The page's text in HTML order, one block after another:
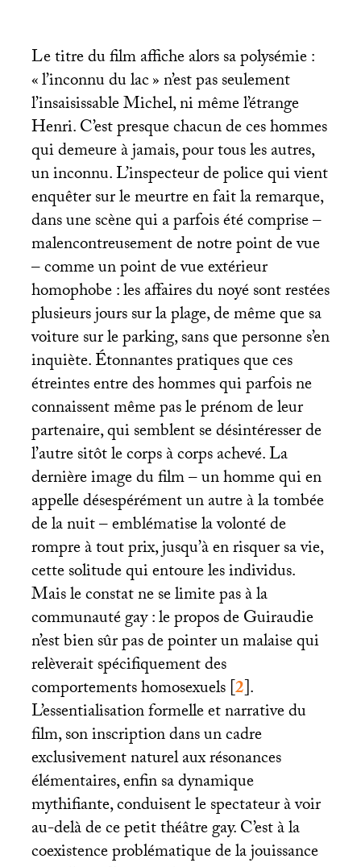
Le titre du film affiche alors sa polysémie :
«l’inconnu du lac» n’est pas seulement
l’insaisissable Michel, ni même l’étrange
Henri. C’est presque chacun de ces hommes
qui demeure à jamais, pour tous les autres,
un inconnu. L’inspecteur de police qui vient
enquêter sur le meurtre en fait la remarque,
dans une scène qui a parfois été comprise –
malencontreusement de notre point de vue
– comme un point de vue extérieur
homophobe : les affaires du noyé sont restées
plusieurs jours sur la plage, de même que sa
voiture sur le parking, sans que personne s’en
inquiète. Étonnantes pratiques que ces
étreintes entre des hommes qui parfois ne
connaissent même pas le prénom de leur
partenaire, qui semblent se désintéresser de
l’autre sitôt le corps à corps achevé. La
dernière image du film – un homme qui en
appelle désespérément un autre à la tombée
de la nuit – emblématise la volonté de
rompre à tout prix, jusqu’à en risquer sa vie,
cette solitude qui entoure les individus.
Mais le constat ne se limite pas à la
communauté gay : le propos de Guiraudie
n’est bien sûr pas de pointer un malaise qui
relèverait spécifiquement des
comportements homosexuels[2].
L’essentialisation formelle et narrative du
film, son inscription dans un cadre
exclusivement naturel aux résonances
élémentaires, enfin sa dynamique
mythifiante, conduisent le spectateur à voir
au-delà de ce petit théâtre gay. C’est à la
coexistence problématique de la jouissance